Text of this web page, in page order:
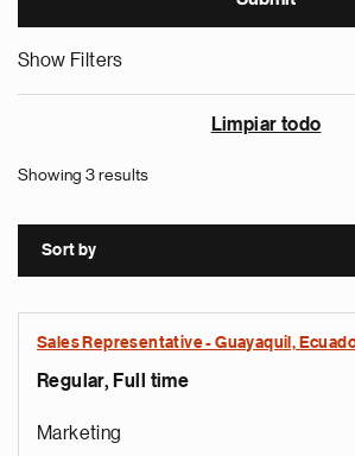
Show Filters
Limpiar todo
Showing 3 results
Sort by
Sales Representative - Guayaquil,
Regular, Full time
Marketing